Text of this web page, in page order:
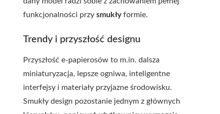
funkcjonalności przy smukłyformie.
Trendy i przyszłość designu
Przyszłość e-papierosów to m.in. dalsza
miniaturyzacja, lepsze ogniwa, inteligentne
interfejsy i materiały przyjazne środowisku.
Smukły design pozostanie jednym z głównych